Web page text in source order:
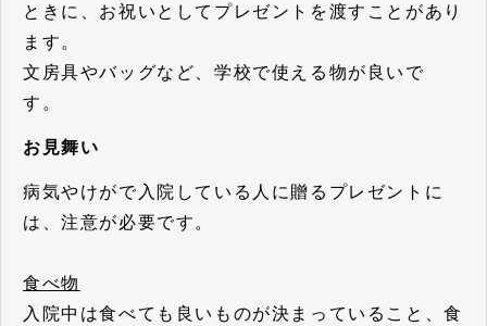
ときに、お祝いとしてプレゼントを渡すことがあり
ます。
文房具やバッグなど、学校で使える物が良いで
す。
お見舞い
病気やけがで入院している人に贈るプレゼントに
は、注意が必要です。
食べ物
入院中は食べても良いものが決まっていること、食